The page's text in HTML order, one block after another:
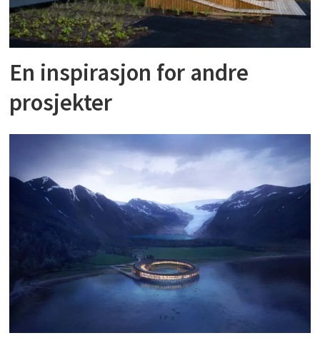
En inspirasjon for andre
prosjekter